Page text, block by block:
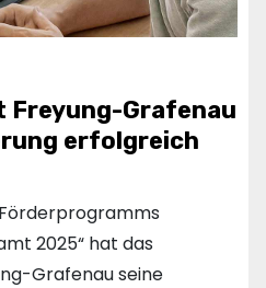
Freyung-Grafenau
erfolgreich
2025“ hat das
Grafenau seine